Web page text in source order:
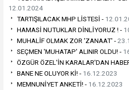
12.01.2024
TARTIŞILACAK MHP LİSTESİ -
HAMASİ NUTUKLAR DİNLİYORUZ ! -
MUHALİF OLMAK ZOR 'ZANAAT' -
SEÇMEN 'MUHATAP' ALINIR OLDU! -
ÖZGÜR ÖZEL'İN KARALAR'DAN
BANE NE OLUYOR Kİ! - 16.12.2023
MEMNUNİYET ANKETİ! - 16.12.2023